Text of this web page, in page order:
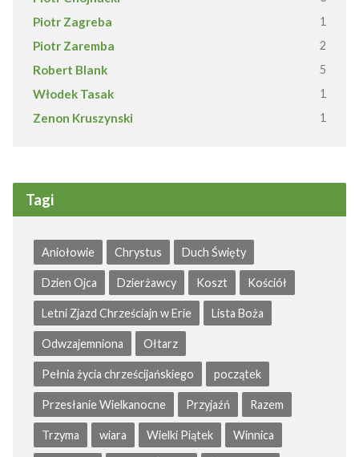
Piotr Zagreba 1
Piotr Zaremba 2
Robert Blank 5
Włodek Tasak 1
Zenon Kruszynski 1
Tagi
Aniołowie Chrystus Duch Święty
Dzien Ojca Dzierżawcy Koszt Kościół
Letni Zjazd Chrześciajn w Erie Lista Boża
Odwzajemniona Ołtarz
Pełnia życia chrześcijańskiego początek
Przesłanie Wielkanocne Przyjaźń Razem
Trzyma wiara Wielki Piątek Winnica